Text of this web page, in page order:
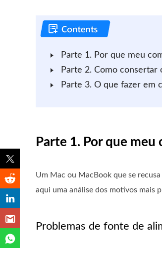
Parte 1. Por que meu
Parte 2. Como consertar
Parte 3. O que fazer em
Parte 1. Por que
Um Mac ou MacBook que se
aqui uma análise dos motivos mais
Problemas de fonte de